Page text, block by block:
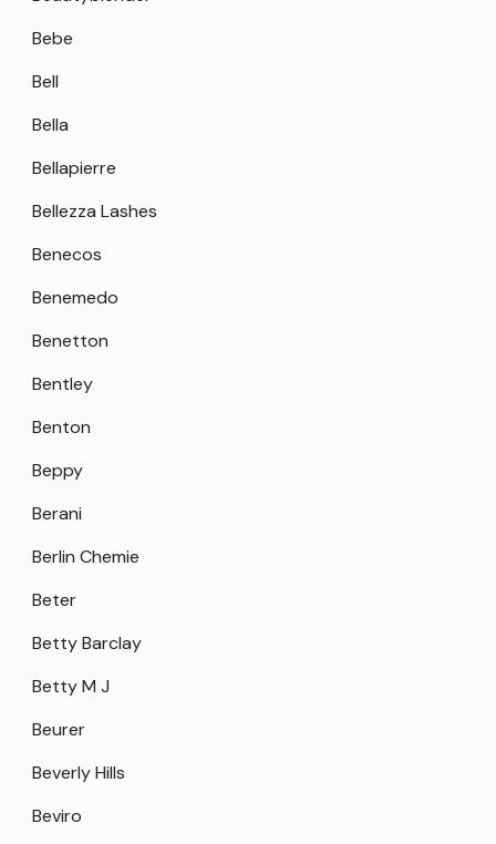
Bebe
Bell
Bella
Bellapierre
Bellezza Lashes
Benecos
Benemedo
Benetton
Bentley
Benton
Beppy
Berani
Berlin Chemie
Beter
Betty Barclay
Betty M J
Beurer
Beverly Hills
Beviro